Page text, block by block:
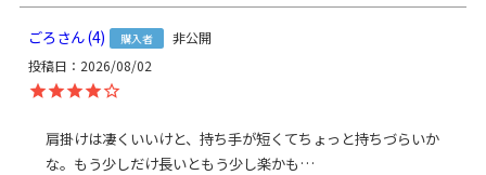
外寸：高さ34cm、幅49cm、マチ10cm
内寸：高さ(マグホック下まで)30cm、幅46cm
内ポケット：高さ11cm、幅18cm
がま口ポケット：高さ21cm、幅27cm
がま口ポケット内ポケット：高さ9.5cm、幅16cm
＜持ち手＞ 高さ7.5cm
＜ショルダーベルト＞
ごろ 4 購入者
非公開
投稿日
2026/08/02
肩掛けは凄くいいけと、持ち手が短くてちょっと持ちづらいか
な。もう少しだけ長いともう少し楽かも…